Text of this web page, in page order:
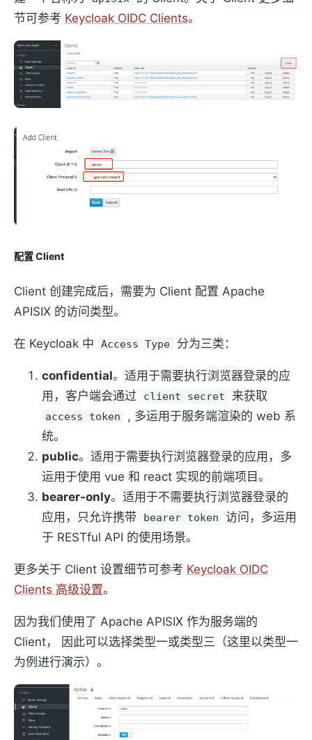
节可参考 Keycloak OIDC Clients。
配置 Client
Client 创建完成后，需要为 Client 配置 Apache
APISIX 的访问类型。
在 Keycloak 中 Access Type 分为三类：
confidential。适用于需要执行浏览器登录的应
用，客户端会通过
client secret 来获取
access token
, 多运用于服务端渲染的 web 系
统。
public。适用于需要执行浏览器登录的应用，多
运用于使用 vue 和 react 实现的前端项目。
bearer-only。适用于不需要执行浏览器登录的
应用，只允许携带
bearer token
访问，多运用
于 RESTful API 的使用场景。
更多关于 Client 设置细节可参考 Keycloak OIDC
Clients 高级设置。
因为我们使用了 Apache APISIX 作为服务端的
Client， 因此可以选择类型一或类型三（这里以类型一
为例进行演示）。